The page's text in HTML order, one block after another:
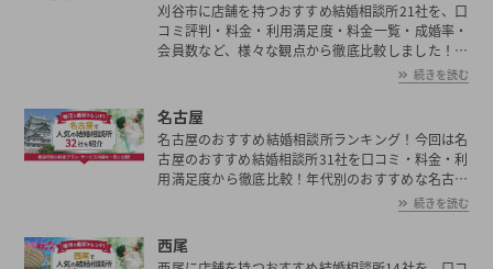
刈谷市に店舗を持つおすすめ結婚相談所21社を、口
コミ評判・料金・利用満足度・料金一覧・成婚率・
会員数など、様々な観点から徹底比較しました！刈
谷市の平均初婚年齢は、男性が30.2歳、女性が28.3
歳と男女共に日本全国の平均初婚年齢と比べ低い。
あなたの年収や職業、ご希望に沿った理想の相手を
刈谷市で見つけたいとお考えの方は是非ご覧くださ
い。
続きを読む
名古屋
名古屋のおすすめ結婚相談所ランキング！今回は名
古屋のおすすめ結婚相談所31社を口コミ・料金・利
用満足度から徹底比較！年代別のおすすめな名古屋
の結婚相談所や選ぶ際の注意点も解説しています。
続きを読む
西尾